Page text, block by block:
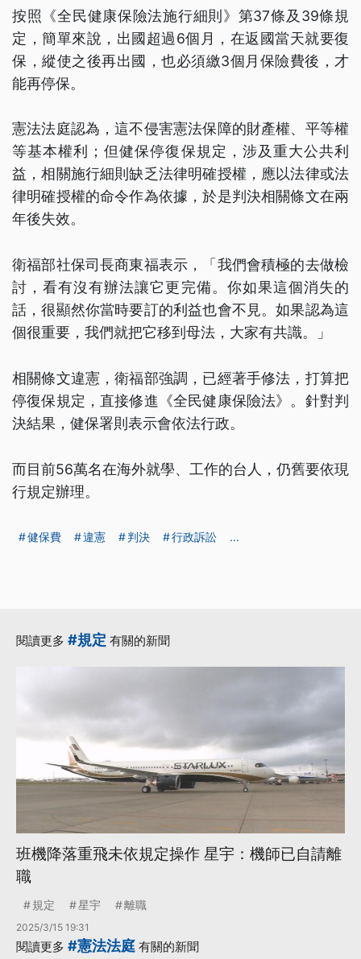
按照《全民健康保險法施行細則》第37條及39條規
定，簡單來說，出國超過6個月，在返國當天就要復
保，縱使之後再出國，也必須繳3個月保險費後，才
能再停保。
憲法法庭認為，這不侵害憲法保障的財產權、平等權
等基本權利；但健保停復保規定，涉及重大公共利
益，相關施行細則缺乏法律明確授權，應以法律或法
律明確授權的命令作為依據，於是判決相關條文在兩
年後失效。
衛福部社保司長商東福表示，「我們會積極的去做檢
討，看有沒有辦法讓它更完備。你如果這個消失的
話，很顯然你當時要訂的利益也會不見。如果認為這
個很重要，我們就把它移到母法，大家有共識。」
相關條文違憲，衛福部強調，已經著手修法，打算把
停復保規定，直接修進《全民健康保險法》。針對判
決結果，健保署則表示會依法行政。
而目前56萬名在海外就學、工作的台人，仍舊要依現
行規定辦理。
健保費 違憲 判決 行政訴訟 ...
閱讀更多 #規定 有關的新聞
班機降落重飛未依規定操作 星宇：機師已自請離
職
規定 星宇 離職
2025/3/15 19:31
閱讀更多 #憲法法庭 有關的新聞